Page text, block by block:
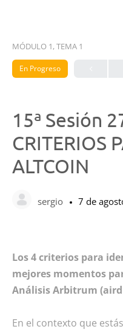
MÓDULO 1, TEMA 1
En Progreso
15ª Sesión
CRITERIOS
ALTCOIN
sergio 7 de
Los 4 criterios para
mejores momentos
Análisis Arbitrum
En el contexto que